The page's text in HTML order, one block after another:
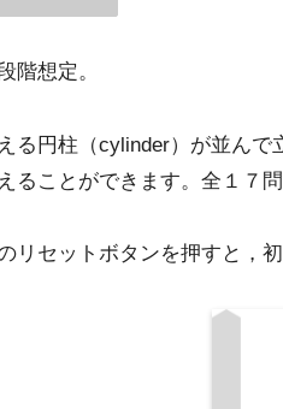
階想定。
る円柱（cylinder）が並ん
ることができます。全１７問
リセットボタンを押すと，